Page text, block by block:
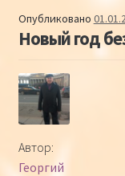
Поэтический
Поэтический
Опубликовано
Новый год
Автор:
Георгий